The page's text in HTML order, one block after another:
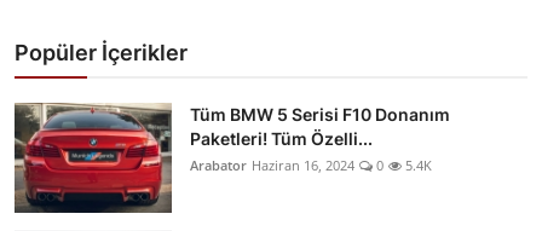
Popüler İçerikler
Tüm BMW 5 Serisi F10 Donanım
Paketleri! Tüm Özelli...
Arabator Haziran 16, 2024 0 5.4K